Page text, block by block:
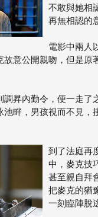
不敢與她相
再無相認的
電影中兩人
故意公開親吻，但是原
昇內勤令，便一走了
池畔，男孩視而不見，
到了法庭再
中，麥克技
甚至親自拜
把麥克的猶
一刻臨陣脫